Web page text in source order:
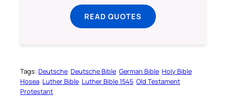
READ QUOTES
Tags: Deutsche Deutsche Bible German Bible Holy Bible
Hosea Luther Bible Luther Bible 1545 Old Testament
Protestant